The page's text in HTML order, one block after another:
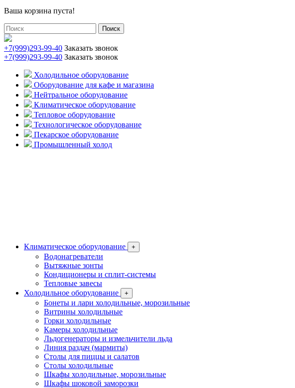
Ваша корзина пуста!
Поиск
+7(999)293-99-40 Заказать звонок
+7(999)293-99-40 Заказать звонок
Холодильное оборудование
Оборудование для кафе и магазина
Нейтральное оборудование
Климатическое оборудование
Тепловое оборудование
Технологическое оборудование
Пекарское оборудование
Промышленный холод
Климатическое оборудование +
Водонагреватели
Вытяжные зонты
Кондиционеры и сплит-системы
Тепловые завесы
Холодильное оборудование
+
Бонеты и лари холодильные, морозильные
Витрины холодильные
Горки холодильные
Камеры холодильные
Льдогенераторы и измельчители льда
Линия раздач (мармиты)
Столы для пиццы и салатов
Столы холодильные
Шкафы холодильные, морозильные
Шкафы шоковой заморозки